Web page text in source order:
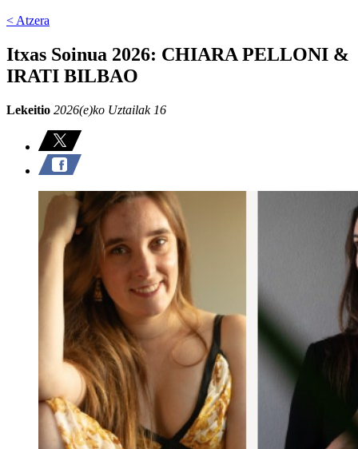
< Atzera
Itxas Soinua 2026: CHIARA PELLONI &
IRATI BILBAO
Lekeitio 2026(e)ko Uztailak 16